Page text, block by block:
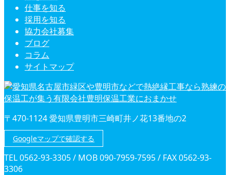
仕事を知る
採用を知る
協力会社募集
ブログ
コラム
サイトマップ
〒470-1124 愛知県豊明市三崎町井ノ花13番地の2
Googleマップで確認する
TEL 0562-93-3305 / MOB 090-7959-7595 / FAX 0562-93-
3306